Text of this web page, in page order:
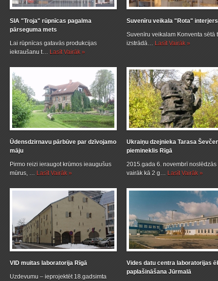
SIA "Troja" rūpnīcas pagalma
pārseguma mets
Lai rūpnīcas gatavās produkcijas
iekraušanu t… Lasīt Vairāk »
Suvenīru veikala "Rota" interjers
Suvenīru veikalam Konventa sētā
izstrādā… Lasīt Vairāk »
Ūdensdzirnavu pārbūve par dzīvojamo
māju
Pirmo reizi ieraugot krūmos ieaugušus
mūrus, … Lasīt Vairāk »
Ukraiņu dzejnieka Tarasa
piemineklis Rīgā
2015.gada 6. novembrī noslēdzās
vairāk kā 2 g… Lasīt Vairāk »
VID muitas laboratorija Rīgā
Uzdevumu – ieprojektēt 18.gadsimta
Vides datu centra laboratorijas
paplašināšana Jūrmalā